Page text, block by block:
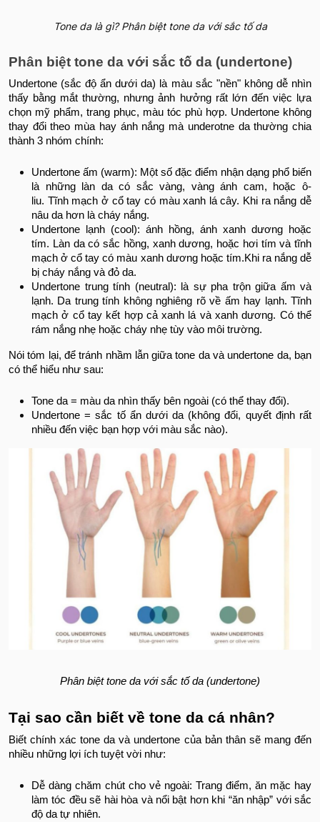
Tone da là gì? Phân biệt tone da với sắc tố da
Phân biệt tone da với sắc tố da (undertone)
Undertone (sắc độ ẩn dưới da) là màu sắc "nền" không dễ nhìn
thấy bằng mắt thường, nhưng ảnh hưởng rất lớn đến việc lựa
chọn mỹ phẩm, trang phục, màu tóc phù hợp. Undertone không
thay đổi theo mùa hay ánh nắng mà underotne da thường chia
thành 3 nhóm chính:
Undertone ấm (warm): Một số đặc điểm nhận dạng phổ biến
là những làn dacó sắc vàng, vàng ánh cam, hoặc ô-
liu. Tĩnh mạch ở cổ tay có màu xanh lá cây. Khi ra nắng dễ
nâu da hơn là cháy nắng.
Undertone lạnh (cool): ánh hồng, ánh xanh dương hoặc
tím. Làn da có sắc hồng, xanh dương, hoặc hơi tím và tĩnh
mạch ở cổ tay có màu xanh dương hoặc tím.Khi ra nắng dễ
bị cháy nắng và đỏ da.
Undertone trung tính (neutral): là sự pha trộn giữa ấm và
lạnh. Da trung tính không nghiêng rõ về ấm hay lạnh. Tĩnh
mạch ở cổ tay kết hợp cả xanh lá và xanh dương. Có thể
rám nắng nhẹ hoặc cháy nhẹ tùy vào môi trường.
Nói tóm lại, để tránh nhầm lẫn giữa tone da và undertone da, bạn
có thể hiểu như sau:
Tone da = màu da nhìn thấy bên ngoài (có thể thay đổi).
Undertone = sắc tố ẩn dưới da (không đổi, quyết định rất
nhiều đến việc bạn hợp với màu sắc nào).
Phân biệt tone da với sắc tố da (undertone)
Tại sao cần biết về tone da cá nhân?
Biết chính xác tone da và undertone của bản thân sẽ mang đến
nhiều những lợi ích tuyệt vời như:
Dễ dàng chăm chút cho vẻ ngoài: Trang điểm, ăn mặc hay
làm tóc đều sẽ hài hòa và nổi bật hơn khi “ăn nhập” với sắc
độ da tự nhiên.